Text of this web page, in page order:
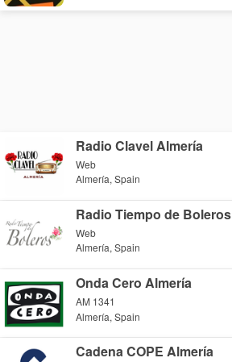
Radio Clavel Almería
Web
Almería, Spain
Radio Tiempo de Boleros
Web
Almería, Spain
Onda Cero Almería
AM 1341
Almería, Spain
Cadena COPE Almería